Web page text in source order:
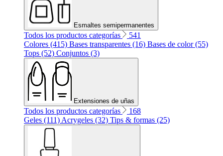
Esmaltes semipermanentes
Todos los productos categorías
541
Colores (415) Bases transparentes (16) Bases de color (55)
Tops (52) Conjuntos (3)
Extensiones de uñas
Todos los productos categorías
168
Geles (111) Acrygeles (32) Tips & formas (25)